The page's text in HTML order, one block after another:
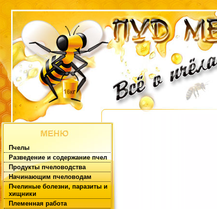
Пчелы
Разведение и содержание пчел
Продукты пчеловодства
Начинающим пчеловодам
Пчелиные болезни, паразиты и
хищники
Племенная работа